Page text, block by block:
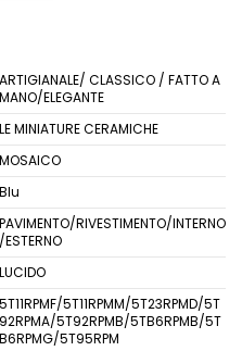
ARTIGIANALE/ CLASSICO / FATTO A
MANO/ELEGANTE
LE MINIATURE CERAMICHE
MOSAICO
Blu
PAVIMENTO/RIVESTIMENTO/INTERNO
/ESTERNO
LUCIDO
5T11RPMF/5T11RPMM/5T23RPMD/5T
92RPMA/5T92RPMB/5TB6RPMB/5T
B6RPMG/5T95RPM